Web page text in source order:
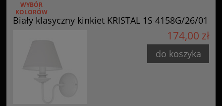
Biały klasyczny kinkiet KRISTAL 1S 4158G/26/01
WYBÓR
KOLORÓW
174,00 zł
do koszyka